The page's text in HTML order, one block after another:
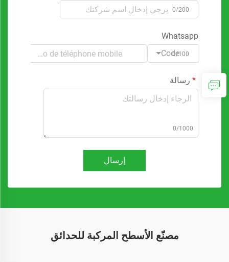
0/200
Whatsapp
Code0/100
رسالة
0/1000
إرسال
مصنّع الأسطح المركبة للحدائق